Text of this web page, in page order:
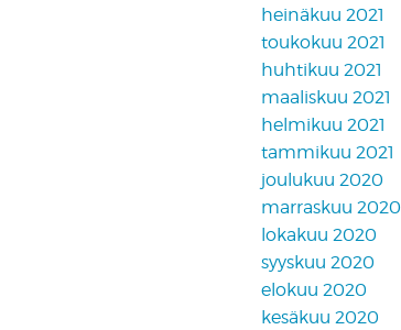
heinäkuu 2021
toukokuu 2021
huhtikuu 2021
maaliskuu 2021
helmikuu 2021
tammikuu 2021
joulukuu 2020
marraskuu 2020
lokakuu 2020
syyskuu 2020
elokuu 2020
kesäkuu 2020